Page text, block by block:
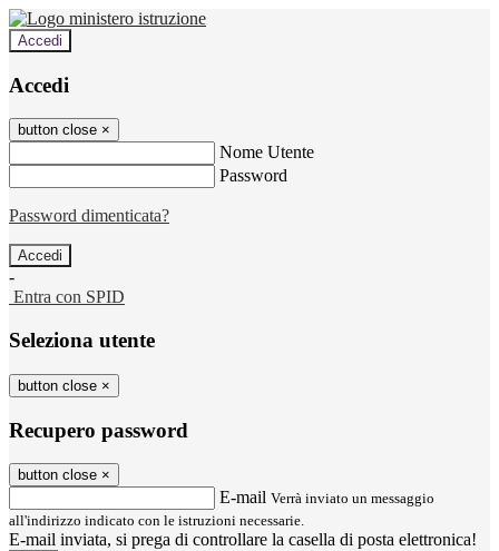
Accedi
Accedi
button close ×
Nome Utente
Password
Password dimenticata?
-
Entra con SPID
Seleziona utente
button close ×
Recupero password
button close ×
E-mail Verrà inviato un messaggio
all'indirizzo indicato con le istruzioni necessarie.
E-mail inviata, si prega di controllare la casella di posta elettronica!